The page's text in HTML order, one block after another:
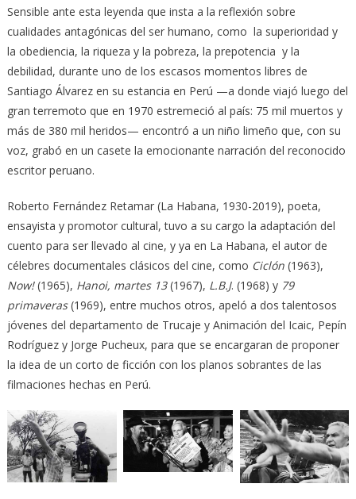
Sensible ante esta leyenda que insta a la reflexión sobre
cualidades antagónicas del ser humano, como la superioridad y
la obediencia, la riqueza y la pobreza, la prepotencia y la
debilidad, durante uno de los escasos momentos libres de
Santiago Álvarez en su estancia en Perú —a donde viajó luego del
gran terremoto que en 1970 estremeció al país: 75 mil muertos y
más de 380 mil heridos— encontró a un niño limeño que, con su
voz, grabó en un casete la emocionante narración del reconocido
escritor peruano.
Roberto Fernández Retamar (La Habana, 1930-2019), poeta,
ensayista y promotor cultural, tuvo a su cargo la adaptación del
cuento para ser llevado al cine, y ya en La Habana, el autor de
célebres documentales clásicos del cine, como Ciclón(1963),
Now!(1965), Hanoi, martes 13(1967), L.B.J. (1968) y 79
primaveras(1969), entre muchos otros, apeló a dos talentosos
jóvenes del departamento de Trucaje y Animación del Icaic, Pepín
Rodríguez y Jorge Pucheux, para que se encargaran de proponer
la idea de un corto de ficción con los planos sobrantes de las
filmaciones hechas en Perú.